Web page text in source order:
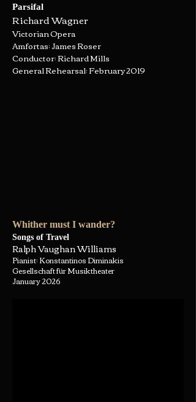
Parsifal
Richard Wagner
Victorian Opera
Amfortas: James Roser
Conductor: Richard Mills
General Rehearsal: February 2019
Whither must I wander?
Songs of Travel
Ralph Vaughan Williams
Pianist: Konstantinos Diminakis
Gesellschaft für Musiktheater
January 2026